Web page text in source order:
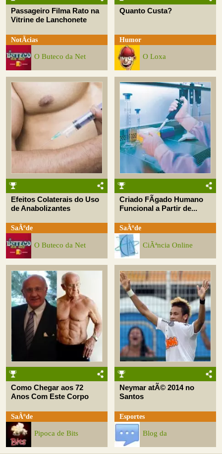
Passageiro Filma Rato na
Vitrine de Lanchonete
NotÃ­cias
O Buteco da Net
Quanto Custa?
Humor
O Loxa
Efeitos Colaterais do Uso
de Anabolizantes
SaÃºde
O Buteco da Net
Criado FÃ­gado Humano
Funcional a Partir de...
SaÃºde
CiÃªncia Online
Como Chegar aos 72
Anos Com Este Corpo
SaÃºde
Pipoca de Bits
Neymar atÃ© 2014 no
Santos
Esportes
Blog da